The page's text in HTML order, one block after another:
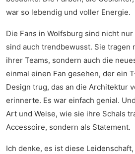
war so lebendig und voller Energie.
Die Fans in Wolfsburg sind nicht
sind auch trendbewusst. Sie tragen
ihrer Teams, sondern auch die
einmal einen Fan gesehen, der ein
Design trug, das an die Architektur
erinnerte. Es war einfach genial.
Art und Weise, wie sie ihre Schals
Accessoire, sondern als Statement.
Ich denke, es ist diese